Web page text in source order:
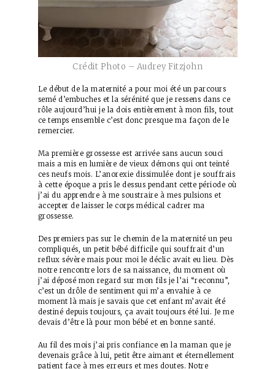
Crédit Photo – Audrey Fitzjohn
Le début de la maternité a pour moi été un parcours
semé d’embuches et la sérénité que je ressens dans ce
rôle aujourd’hui je la dois entièrement à mon fils, tout
ce temps ensemble c’est donc presque ma façon de le
remercier.
Ma première grossesse est arrivée sans aucun souci
mais a mis en lumière de vieux démons qui ont teinté
ces neufs mois. L’anorexie dissimulée dont je souffrais
à cette époque a pris le dessus pendant cette période où
j’ai du apprendre à me soustraire à mes pulsions et
accepter de laisser le corps médical cadrer ma
grossesse.
Des premiers pas sur le chemin de la maternité un peu
compliqués, un petit bébé difficile qui souffrait d’un
reflux sévère mais pour moi le déclic avait eu lieu. Dès
notre rencontre lors de sa naissance, du moment où
j’ai déposé mon regard sur mon fils je l’ai “reconnu”,
c’est un drôle de sentiment qui m’a envahie à ce
moment là mais je savais que cet enfant m’avait été
destiné depuis toujours, ça avait toujours été lui. Je me
devais d’être là pour mon bébé et en bonne santé.
Au fil des mois j’ai pris confiance en la maman que je
devenais grâce à lui, petit être aimant et éternellement
patient face à mes erreurs et mes doutes. Notre